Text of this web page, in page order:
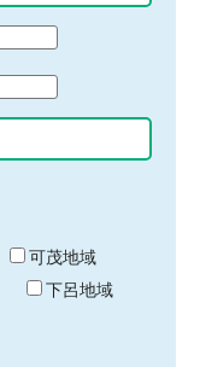
可茂地域
下呂地域